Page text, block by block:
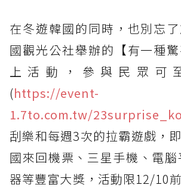
在冬遊韓國的同時，也別忘
國觀光公社舉辦的【有一種
上活動，參與民眾可
(https://event-
1.7to.com.tw/
刮樂和每週3次的拉霸遊戲，
國來回機票、三星手機、電腦
器等豐富大獎，活動限12/10